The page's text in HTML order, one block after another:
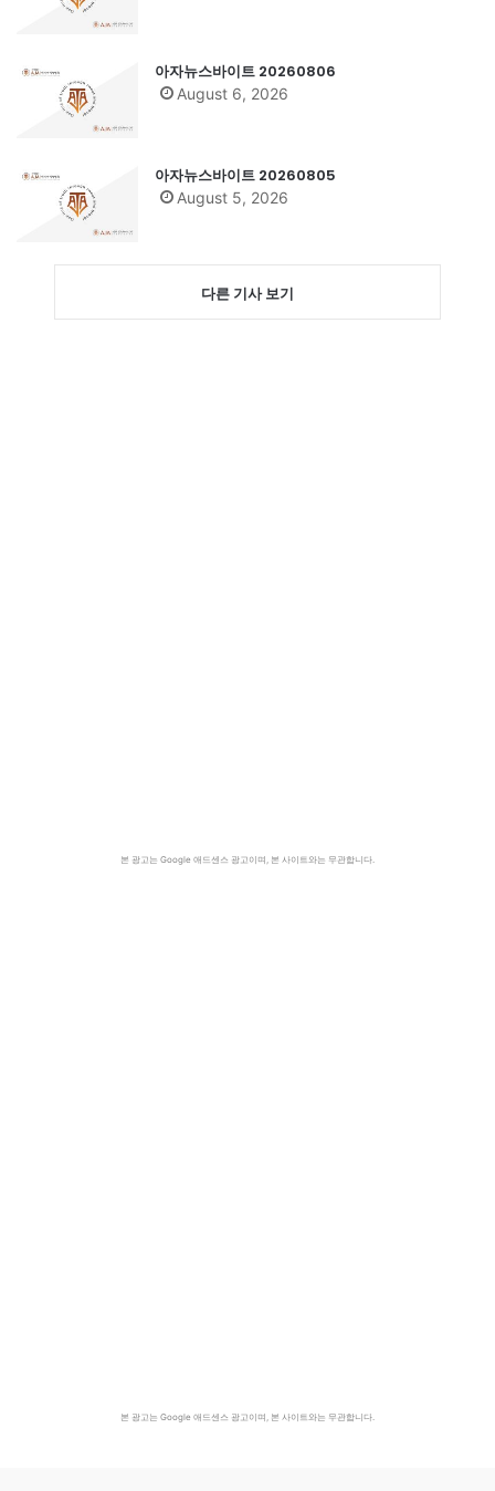
아자뉴스바이트 20260806
August 6, 2026
아자뉴스바이트 20260805
August 5, 2026
다른 기사 보기
본 광고는 Google 애드센스 광고이며, 본 사이트와는 무관합니다.
본 광고는 Google 애드센스 광고이며, 본 사이트와는 무관합니다.